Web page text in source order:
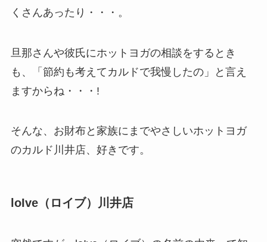
くさんあったり・・・。
旦那さんや彼氏にホットヨガの相談をするとき
も、「節約も考えてカルドで我慢したの」と言え
ますからね・・・!
そんな、お財布と家族にまでやさしいホットヨガ
のカルド川井店、好きです。
loIve（ロイブ）川井店